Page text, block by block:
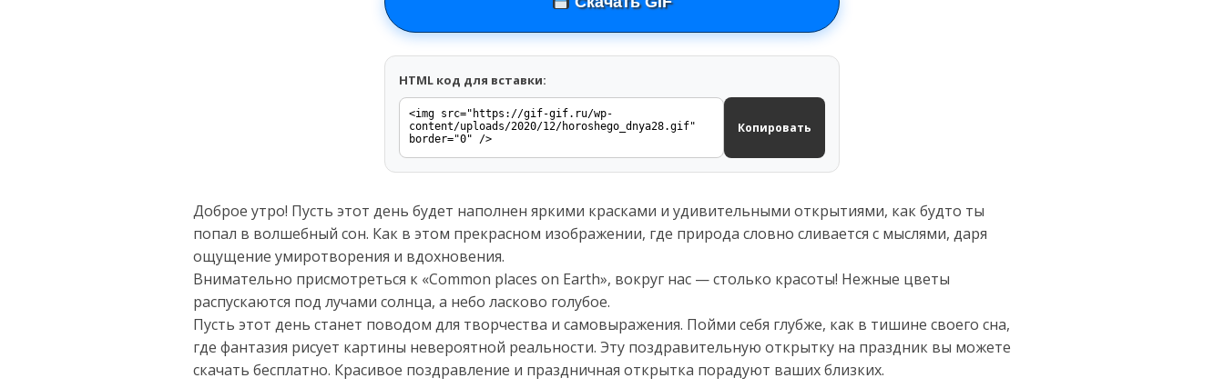
HTML код для вставки:
Копировать
Доброе утро! Пусть этот день будет наполнен яркими красками и удивительными открытиями, как будто ты
попал в волшебный сон. Как в этом прекрасном изображении, где природа словно сливается с мыслями, даря
ощущение умиротворения и вдохновения.
Внимательно присмотреться к «Common places on Earth», вокруг нас — столько красоты! Нежные цветы
распускаются под лучами солнца, а небо ласково голубое.
Пусть этот день станет поводом для творчества и самовыражения. Пойми себя глубже, как в тишине своего сна,
где фантазия рисует картины невероятной реальности. Эту поздравительную открытку на праздник вы можете
скачать бесплатно. Красивое поздравление и праздничная открытка порадуют ваших близких.